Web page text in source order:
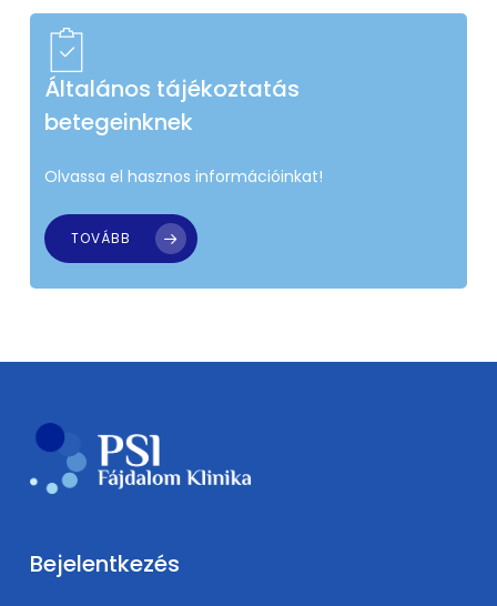
Általános tájékoztatás
betegeinknek
Olvassa el hasznos információinkat!
TOVÁBB
Bejelentkezés